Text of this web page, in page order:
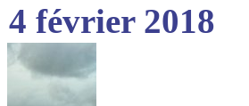
4 février 2018